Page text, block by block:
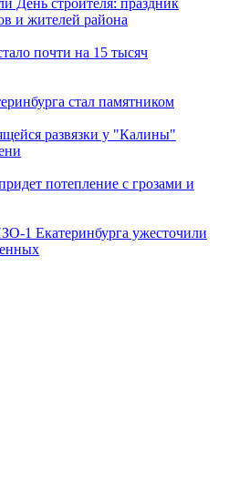
День строителя: праздник
и жителей района
почти на 15 тысяч
стал памятником
развязки у "Калины"
потепление с грозами и
1 Екатеринбурга ужесточили